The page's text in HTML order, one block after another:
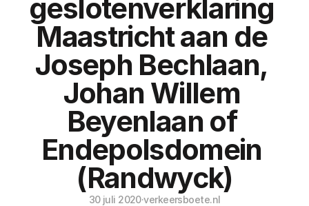
Shop
Over ons
geslotenverklaring
Maastricht aan de
Joseph Bechlaan,
Johan Willem
Beyenlaan of
Endepolsdomein
(Randwyck)
30 juli 2020·verkeersboete.nl